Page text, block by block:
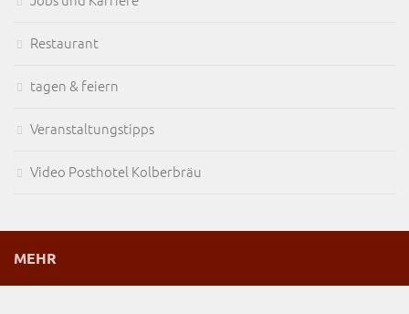
Restaurant
tagen & feiern
Veranstaltungstipps
Video Posthotel Kolberbräu
MEHR